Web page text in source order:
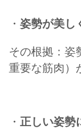
・ 姿勢が美し
その根拠：姿
重要な筋肉）
・ 正しい姿勢